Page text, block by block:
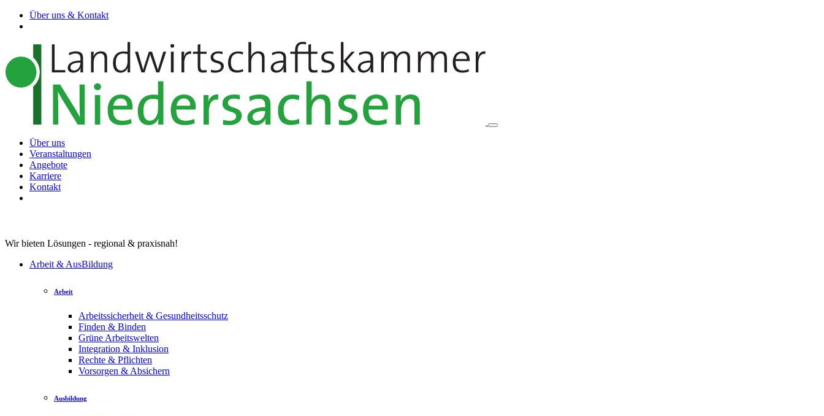
Über uns & Kontakt
Über uns
Veranstaltungen
Angebote
Karriere
Kontakt
Wir bieten Lösungen - regional & praxisnah!
Arbeit & AusBildung
Arbeit
Arbeitssicherheit & Gesundheitsschutz
Finden & Binden
Grüne Arbeitswelten
Integration & Inklusion
Rechte & Pflichten
Vorsorgen & Absichern
Ausbildung